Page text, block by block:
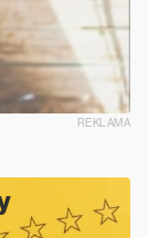
REKLAMA